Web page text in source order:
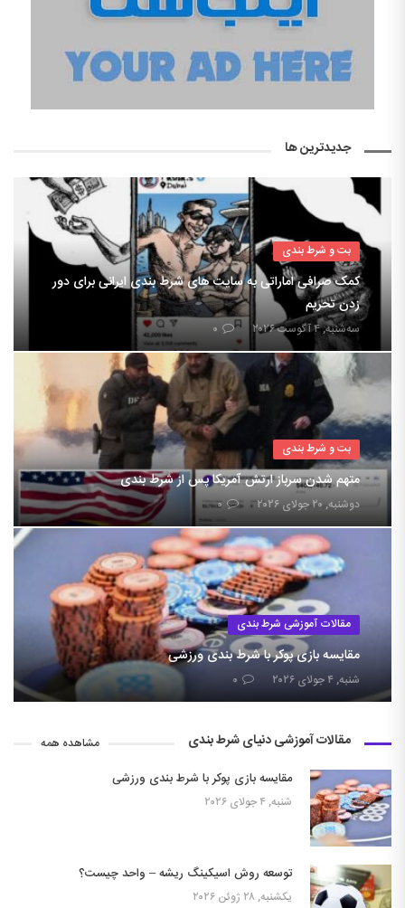
جدیدترین ها
بت و شرط بندی
کمک صرافی اماراتی به سایت های شرط بندی ایرانی برای دور
زدن تحریم
سه‌شنبه, ۴ آگوست ۲۰۲۶ ۰
بت و شرط بندی
متهم شدن سرباز ارتش آمریکا پس از شرط بندی
دوشنبه, ۲۰ جولای ۲۰۲۶ ۰
مقالات آموزشی شرط بندی
مقایسه بازی پوکر با شرط بندی ورزشی
شنبه, ۴ جولای ۲۰۲۶ ۰
مقالات آموزشی دنیای شرط بندی مشاهده همه
مقایسه بازی پوکر با شرط بندی ورزشی
شنبه, ۴ جولای ۲۰۲۶
توسعه روش اسیکینگ ریشه – واحد چیست؟
یکشنبه, ۲۸ ژوئن ۲۰۲۶